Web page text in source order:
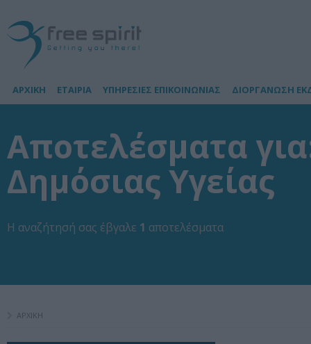
ΑΡΧΙΚΗ ΕΤΑΙΡΙΑ ΥΠΗΡΕΣΙΕΣ ΕΠΙΚΟΙΝΩΝΙΑΣ ΔΙΟΡΓΑΝΩΣΗ
Αποτελέσματα
Δημόσιας Υγείας
Η αναζήτησή σας έβγαλε 1 αποτελέσματα
ΑΡΧΙΚΗ